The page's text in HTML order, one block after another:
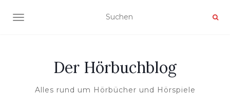
NAVIGATION UMSCHALTEN
Der Hörbuchblog
Alles rund um Hörbücher und Hörspiele